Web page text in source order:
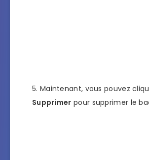
Maintenant, vous pouvez
Supprimer pour supprimer le